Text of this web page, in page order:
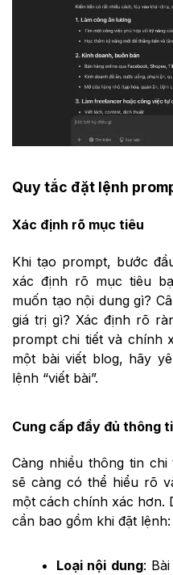
Quy tắc đặt lệnh
Xác định rõ mục tiêu
Khi tạo prompt, bước
xác định rõ mục tiêu
muốn tạo nội dung gì?
giá trị gì? Xác định rõ
prompt chi tiết và chính
một bài viết blog, hãy
lệnh “viết bài”.
Cung cấp đầy đủ thông
Càng nhiều thông tin chi
sẽ càng có thể hiểu rõ
một cách chính xác hơn.
cần bao gồm khi đặt lệnh:
Loại nội dung: